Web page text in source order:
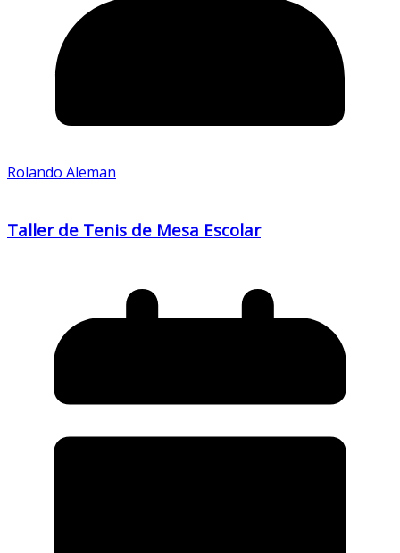
Rolando Aleman
Taller de Tenis de Mesa Escolar